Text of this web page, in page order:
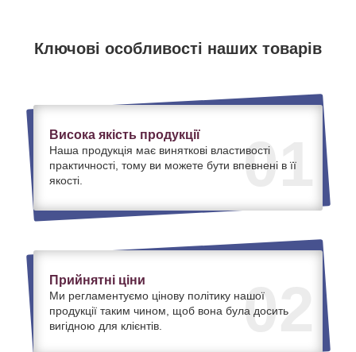
Ключові особливості наших товарів
01
Висока якість продукції
Наша продукція має виняткові властивості
практичності, тому ви можете бути впевнені в її
якості.
02
Прийнятні ціни
Ми регламентуємо цінову політику нашої
продукції таким чином, щоб вона була досить
вигідною для клієнтів.